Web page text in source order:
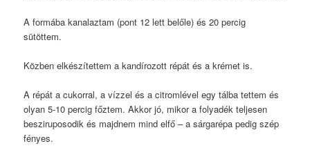
A formába kanalaztam (pont 12 lett belőle) és 20 percig
sütöttem.
Közben elkészítettem a kandírozott répát és a krémet is.
A répát a cukorral, a vízzel és a citromlével egy tálba tettem és
olyan 5-10 percig főztem. Akkor jó, mikor a folyadék teljesen
besziruposodik és majdnem mind elfő – a sárgarépa pedig szép
fényes.